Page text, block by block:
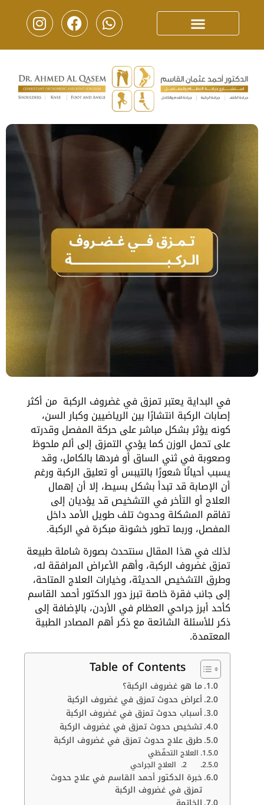
في البداية يعتبر تمزق في غضروف الركبة من أكثر
إصابات الركبة انتشارًا بين الرياضيين وكبار السن،
كونه يؤثر بشكل مباشر على حركة المفصل وقدرته
على تحمل الوزن كما يؤدي التمزق إلى ألم ملحوظ
وصعوبة في ثني الساق أو فردها بالكامل، وقد
يسبب أحيانًا شعورًا بالتيبس أو تعليق الركبة ورغم
أن الإصابة قد تبدأ بشكل بسيط، إلا أن إهمال
العلاج أو التأخر في التشخيص قد يؤديان إلى
تفاقم المشكلة وحدوث تلف طويل الأمد داخل
المفصل، وربما تطور خشونة مبكرة في الركبة.
لذلك في هذا المقال سنتحدث بصورة شاملة طبيعة
تمزق غضروف الركبة، وأهم الأعراض المرافقة له،
وطرق التشخيص الحديثة، وخيارات العلاج المتاحة،
إلى جانب فقرة خاصة تبرز دور الدكتور أحمد القاسم
كأحد أبرز جراحي العظام في الأردن، بالإضافة إلى
ذكر للأسئلة الشائعة مع ذكر أهم المصادر الطبية
المعتمدة.
Table of Contents
ما هو غضروف الركبة؟
أعراض حدوث تمزق في غضروف الركبة
أسباب حدوث تمزق في غضروف الركبة
تشخيص حدوث تمزق في غضروف الركبة
طرق علاج حدوث تمزق في غضروف الركبة
العلاج التحفّظي
2. العلاج الجراحي
خبرة الدكتور أحمد القاسم في علاج حدوث
تمزق في غضروف الركبة